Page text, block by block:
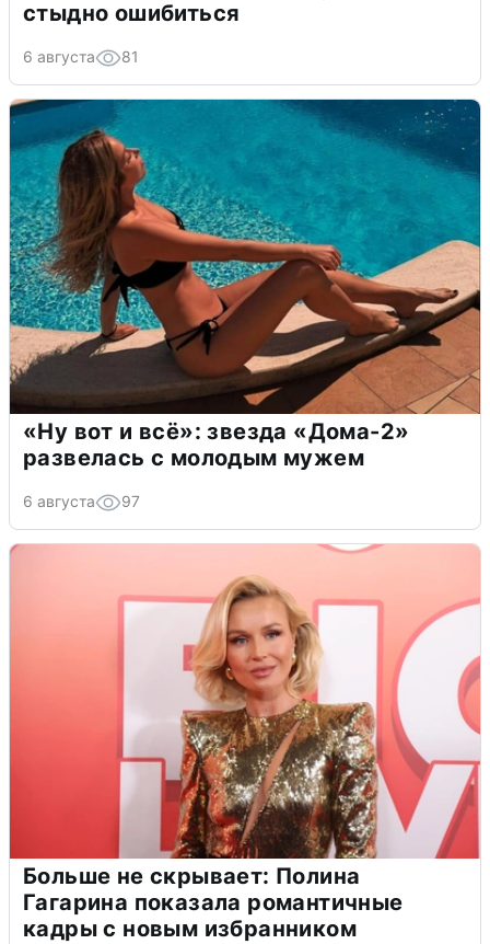
стыдно ошибиться
6 августа 81
«Ну вот и всё»: звезда «Дома-2»
развелась с молодым мужем
6 августа 97
Больше не скрывает: Полина
Гагарина показала романтичные
кадры с новым избранником